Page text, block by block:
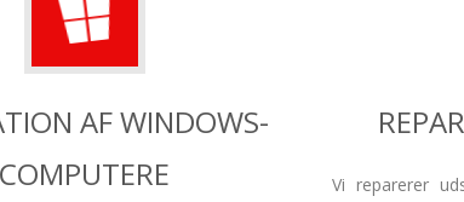
AF WINDOWS-
COMPUTERE
Vi reparerer